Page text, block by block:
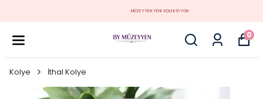
MÜZEYYEN YENİ KOLEKSİYON
0
Kolye İthal Kolye